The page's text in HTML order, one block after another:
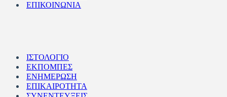
ΕΠΙΚΟΙΝΩΝΙΑ
ΙΣΤΟΛΟΓΙΟ
ΕΚΠΟΜΠΕΣ
ΕΝΗΜΕΡΩΣΗ
ΕΠΙΚΑΙΡΟΤΗΤΑ